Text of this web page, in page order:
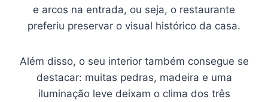
e arcos na entrada, ou seja, o restaurante
preferiu preservar o visual histórico da casa.
Além disso, o seu interior também consegue se
destacar: muitas pedras, madeira e uma
iluminação leve deixam o clima dos três